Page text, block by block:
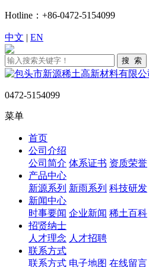
Hotline：+86-0472-5154099
中文 | EN
0472-5154099
菜单
首页
公司介绍
公司简介 体系证书 资质荣誉
产品中心
新源系列 新雨系列 科技研发
新闻中心
时事要闻 企业新闻 稀土百科
招贤纳士
人才理念 人才招聘
联系方式
联系方式 电子地图 在线留言